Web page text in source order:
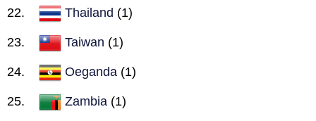
Thailand (1)
Taiwan (1)
Oeganda (1)
Zambia (1)